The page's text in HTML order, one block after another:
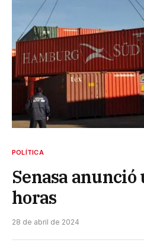
POLÍTICA
Senasa anunció
horas
28 de abril de 2024